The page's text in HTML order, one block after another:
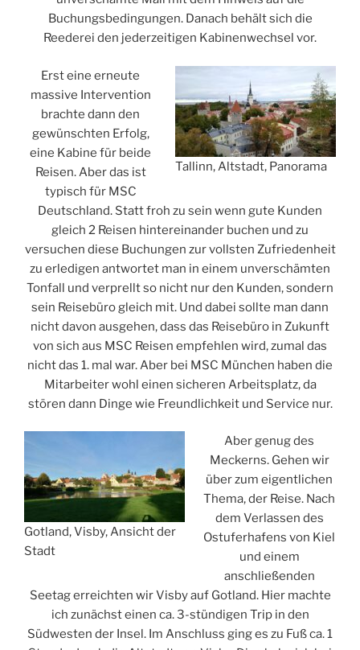
Buchungsbedingungen. Danach behält sich die
Reederei den jederzeitigen Kabinenwechsel vor.
Tallinn, Altstadt, Panorama
Erst eine erneute
massive Intervention
brachte dann den
gewünschten Erfolg,
eine Kabine für beide
Reisen. Aber das ist
typisch für MSC
Deutschland. Statt froh zu sein wenn gute Kunden
gleich 2 Reisen hintereinander buchen und zu
versuchen diese Buchungen zur vollsten Zufriedenheit
zu erledigen antwortet man in einem unverschämten
Tonfall und verprellt so nicht nur den Kunden, sondern
sein Reisebüro gleich mit. Und dabei sollte man dann
nicht davon ausgehen, dass das Reisebüro in Zukunft
von sich aus MSC Reisen empfehlen wird, zumal das
nicht das 1. mal war. Aber bei MSC München haben die
Mitarbeiter wohl einen sicheren Arbeitsplatz, da
stören dann Dinge wie Freundlichkeit und Service nur.
Gotland, Visby, Ansicht der
Stadt
Aber genug des
Meckerns. Gehen wir
über zum eigentlichen
Thema, der Reise. Nach
dem Verlassen des
Ostuferhafens von Kiel
und einem
anschließenden
Seetag erreichten wir Visby auf Gotland. Hier machte
ich zunächst einen ca. 3-stündigen Trip in den
Südwesten der Insel. Im Anschluss ging es zu Fuß ca. 1